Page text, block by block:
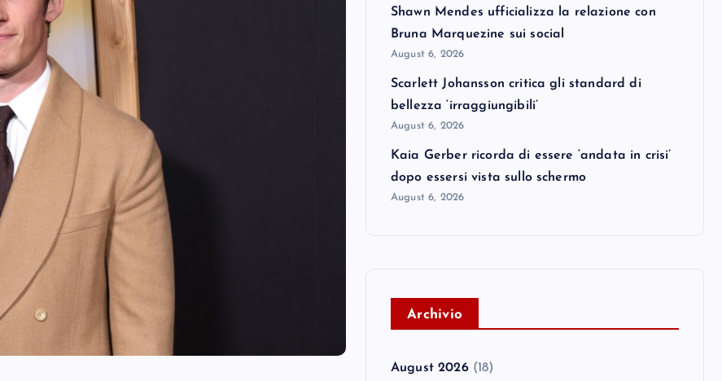
Shawn Mendes ufficializza la relazione con
Bruna Marquezine sui social
August 6, 2026
Scarlett Johansson critica gli standard di
bellezza ‘irraggiungibili’
August 6, 2026
Kaia Gerber ricorda di essere ‘andata in crisi’
dopo essersi vista sullo schermo
August 6, 2026
Archivio
August 2026(18)